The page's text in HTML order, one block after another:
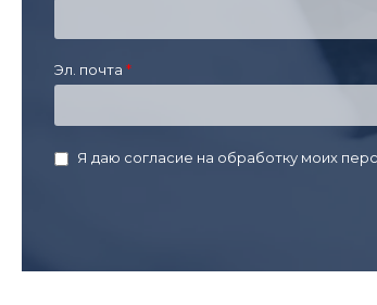
Эл. почта
Я даю согласие на обработку моих